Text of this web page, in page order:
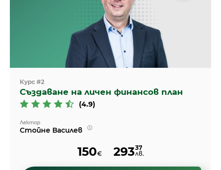
Курс #2
Създаване на личен финансов план
(4.9)
Лектор
Стойне Василев
29337
лв.
150€